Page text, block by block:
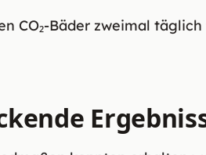
CO₂-Bäder zweimal